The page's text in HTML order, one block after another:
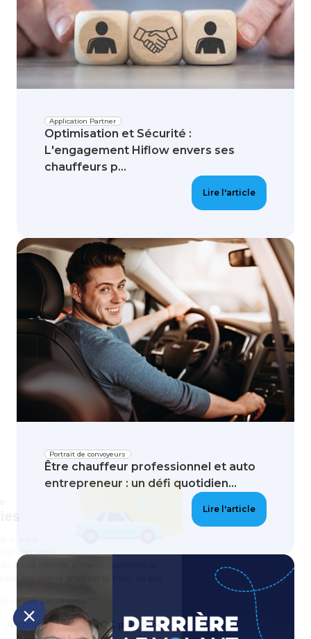
acceptez l’utilisation de cookies pour vous
proposer des contenus adaptés à vos centres d’intérêt, permettre le
partage de pages sur les réseaux sociaux et analyser le trafic du site.
Non merci Je choisis OK pour moi
Application Partner
Optimisation et Sécurité :
L'engagement Hiflow envers ses
chauffeurs p...
Lire l'article
Portrait de convoyeurs
Être chauffeur professionnel et auto
entrepreneur : un défi quotidien...
Lire l'article